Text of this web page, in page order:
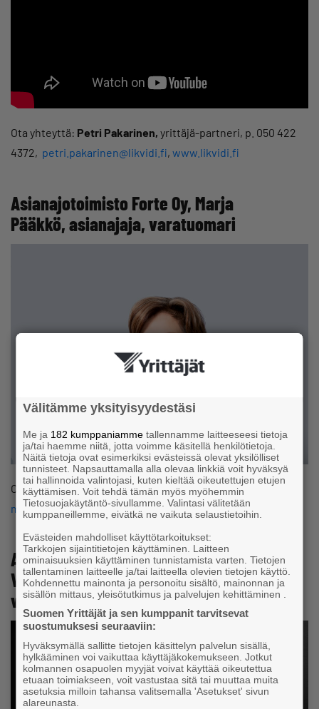
Ota yhteyttä: Petri Pakarinen, yrittäjä-partneri, p. 050 422
4372, petri.pakarinen@likvidi.fi, www.likvidi.fi
Asianajotoimisto Forte Oy, Marja
Pääkkö, asianajaja, varatuomari
Ota yhteyttä: Marja Pääkkö, p. 040 591 3699,
marja.paakko@fortelaw.fi,www.fortelaw.fi
Asianajotoimisto Kolari & Co. Oy, Ville-
Veikko Sallinen, asianajaja,
varatuomarinajaja, varatuomari
Välitämme yksityisyydestäsi
Me ja 182 kumppaniamme tallennamme laitteeseesi tietoja
ja/tai haemme niitä, jotta voimme käsitellä henkilötietoja.
Näitä tietoja ovat esimerkiksi evästeissä olevat yksilölliset
tunnisteet. Napsauttamalla alla olevaa linkkiä voit hyväksyä
tai hallinnoida valintojasi, kuten kieltää oikeutettujen etujen
käyttämisen. Voit tehdä tämän myös myöhemmin
Tietosuojakäytäntö-sivullamme. Valintasi välitetään
kumppaneillemme, eivätkä ne vaikuta selaustietoihin.
Evästeiden mahdolliset käyttötarkoitukset:
Tarkkojen sijaintitietojen käyttäminen. Laitteen
ominaisuuksien käyttäminen tunnistamista varten. Tietojen
tallentaminen laitteelle ja/tai laitteella olevien tietojen käyttö.
Kohdennettu mainonta ja personoitu sisältö, mainonnan ja
sisällön mittaus, yleisötutkimus ja palvelujen kehittäminen .
Suomen Yrittäjät ja sen kumppanit tarvitsevat
suostumuksesi seuraaviin:
Hyväksymällä sallitte tietojen käsittelyn palvelun sisällä,
hylkääminen voi vaikuttaa käyttäjäkokemukseen. Jotkut
kolmannen osapuolen myyjät voivat käyttää oikeutettua
etuaan toimiakseen, voit vastustaa sitä tai muuttaa muita
asetuksia milloin tahansa valitsemalla 'Asetukset' sivun
alareunasta.